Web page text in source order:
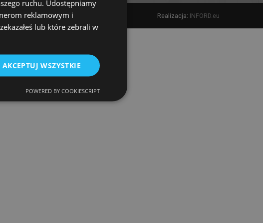
Realizacja: INFORD.eu
ruchu. Udostępniamy
reklamowym i
lub które zebrali w
AKCEPTUJ WSZYSTKIE
POWERED BY COOKIESCRIPT